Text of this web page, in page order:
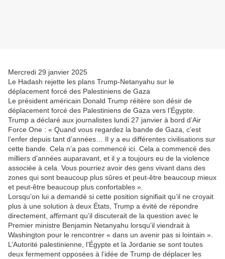
Mercredi 29 janvier 2025
Le Hadash rejette les plans Trump-Netanyahu sur le
déplacement forcé des Palestiniens de Gaza
Le président américain Donald Trump réitère son désir de
déplacement forcé des Palestiniens de Gaza vers l’Égypte.
Trump a déclaré aux journalistes lundi 27 janvier à bord d’Air
Force One : « Quand vous regardez la bande de Gaza, c’est
l’enfer depuis tant d’années… Il y a eu différentes civilisations sur
cette bande. Cela n’a pas commencé ici. Cela a commencé des
milliers d’années auparavant, et il y a toujours eu de la violence
associée à cela. Vous pourriez avoir des gens vivant dans des
zones qui sont beaucoup plus sûres et peut-être beaucoup mieux
et peut-être beaucoup plus confortables ».
Lorsqu’on lui a demandé si cette position signifiait qu’il ne croyait
plus à une solution à deux États, Trump a évité de répondre
directement, affirmant qu’il discuterait de la question avec le
Premier ministre Benjamin Netanyahu lorsqu’il viendrait à
Washington pour le rencontrer « dans un avenir pas si lointain ».
L’Autorité palestinienne, l’Égypte et la Jordanie se sont toutes
deux fermement opposées à l’idée de Trump de déplacer les